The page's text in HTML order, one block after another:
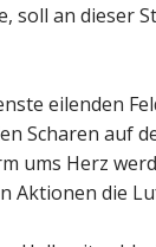
an dieser
eilenden
Scharen auf
ums Herz
Aktionen die